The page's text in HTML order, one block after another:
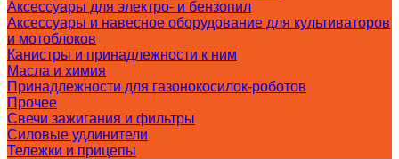
Аксессуары для электро- и бензопил
Аксессуары и навесное оборудование для культиваторов
и мотоблоков
Канистры и принадлежности к ним
Масла и химия
Принадлежности для газонокосилок-роботов
Прочее
Свечи зажигания и фильтры
Силовые удлинители
Тележки и прицепы